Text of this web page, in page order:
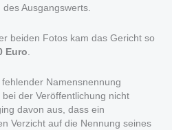
Ausgangswerts.
beiden Fotos kam das Gericht so
Euro
Namensnennung
der Veröffentlichung nicht
davon aus, dass ein
Verzicht auf die Nennung seines